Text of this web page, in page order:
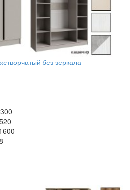
без зеркала